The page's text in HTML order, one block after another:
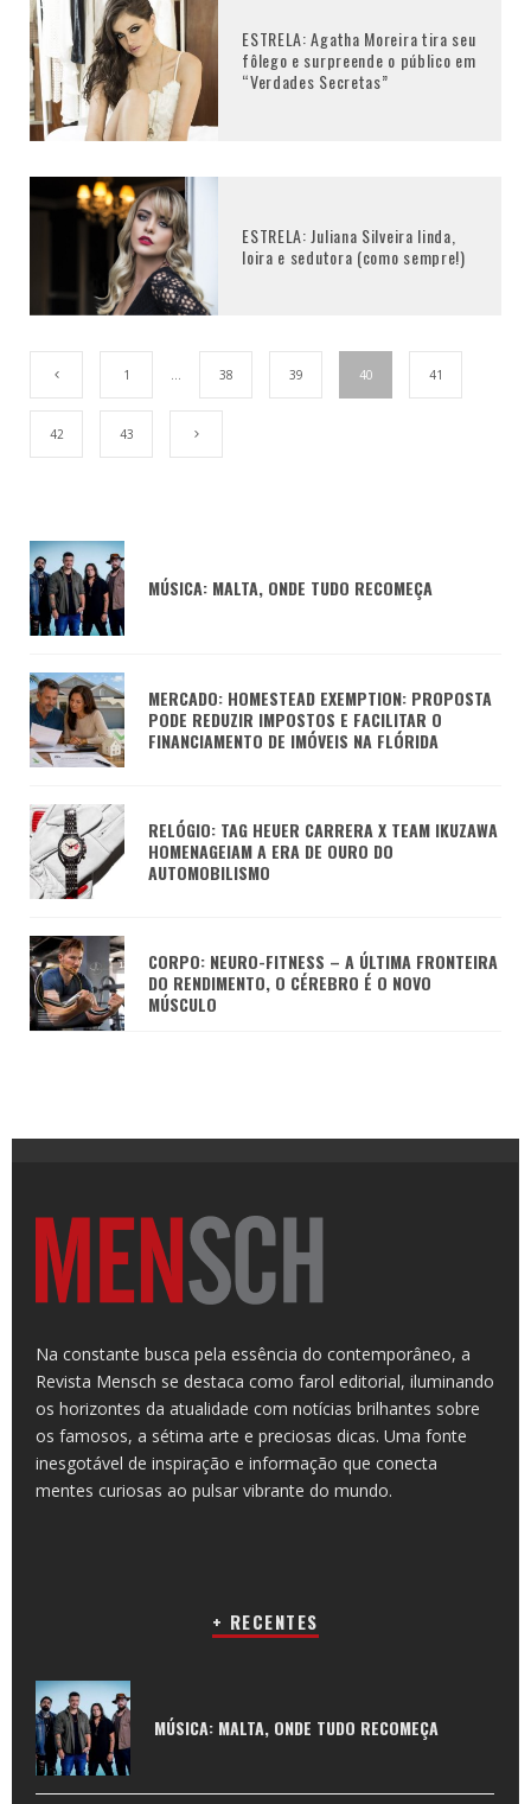
ESTRELA: Agatha Moreira tira seu
fôlego e surpreende o público em
“Verdades Secretas”
ESTRELA: Juliana Silveira linda,
loira e sedutora (como sempre!)
1 … 38 39 40 41
42 43
MÚSICA: MALTA, ONDE TUDO RECOMEÇA
MERCADO: HOMESTEAD EXEMPTION: PROPOSTA
PODE REDUZIR IMPOSTOS E FACILITAR O
FINANCIAMENTO DE IMÓVEIS NA FLÓRIDA
RELÓGIO: TAG HEUER CARRERA X TEAM IKUZAWA
HOMENAGEIAM A ERA DE OURO DO
AUTOMOBILISMO
CORPO: NEURO-FITNESS – A ÚLTIMA FRONTEIRA
DO RENDIMENTO, O CÉREBRO É O NOVO
MÚSCULO
Na constante busca pela essência do contemporâneo, a
Revista Mensch se destaca como farol editorial, iluminando
os horizontes da atualidade com notícias brilhantes sobre
os famosos, a sétima arte e preciosas dicas. Uma fonte
inesgotável de inspiração e informação que conecta
mentes curiosas ao pulsar vibrante do mundo.
+ RECENTES
MÚSICA: MALTA, ONDE TUDO RECOMEÇA